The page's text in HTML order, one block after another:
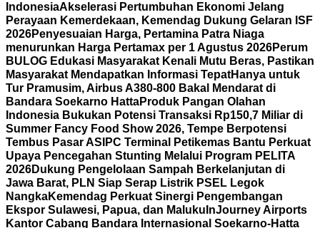
IndonesiaAkselerasi Pertumbuhan Ekonomi Jelang
Perayaan Kemerdekaan, Kemendag Dukung Gelaran ISF
2026Penyesuaian Harga, Pertamina Patra Niaga
menurunkan Harga Pertamax per 1 Agustus 2026Perum
BULOG Edukasi Masyarakat Kenali Mutu Beras, Pastikan
Masyarakat Mendapatkan Informasi TepatHanya untuk
Tur Pramusim, Airbus A380-800 Bakal Mendarat di
Bandara Soekarno HattaProduk Pangan Olahan
Indonesia Bukukan Potensi Transaksi Rp150,7 Miliar di
Summer Fancy Food Show 2026, Tempe Berpotensi
Tembus Pasar AS IPC Terminal Petikemas Bantu Perkuat
Upaya Pencegahan Stunting Melalui Program PELITA
2026Dukung Pengelolaan Sampah Berkelanjutan di
Jawa Barat, PLN Siap Serap Listrik PSEL Legok
NangkaKemendag Perkuat Sinergi Pengembangan
Ekspor Sulawesi, Papua, dan Maluku InJourney Airports
Kantor Cabang Bandara Internasional Soekarno-Hatta